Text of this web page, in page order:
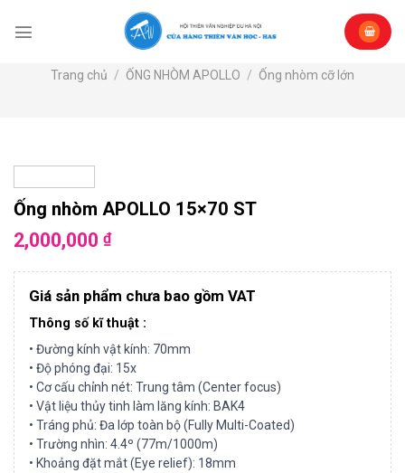
Trang chủ / ỐNG NHÒM APOLLO / Ống nhòm cỡ lớn
Ống nhòm APOLLO 15×70 ST
2,000,000 ₫
Giá sản phẩm chưa bao gồm VAT
Thông số kĩ thuật :
• Đường kính vật kính: 70mm
• Độ phóng đại: 15x
• Cơ cấu chỉnh nét: Trung tâm (Center focus)
• Vật liệu thủy tinh làm lăng kính: BAK4
• Tráng phủ: Đa lớp toàn bộ (Fully Multi-Coated)
• Trường nhìn: 4.4º (77m/1000m)
• Khoảng đặt mắt (Eye relief): 18mm